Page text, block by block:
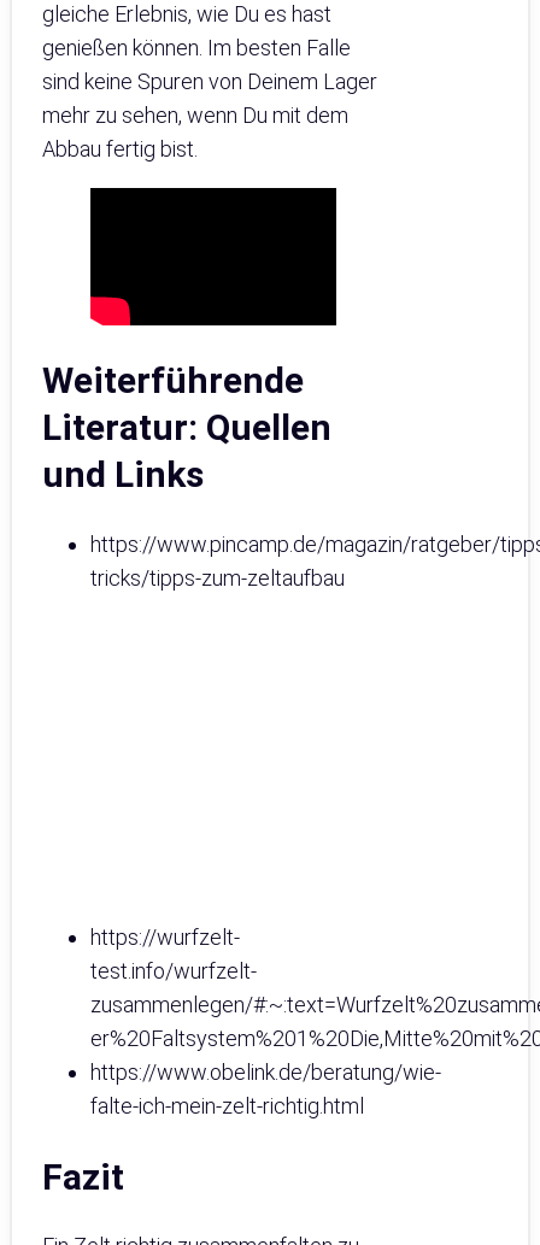
gleiche Erlebnis, wie Du es hast
genießen können. Im besten Falle
sind keine Spuren von Deinem Lager
mehr zu sehen, wenn Du mit dem
Abbau fertig bist.
Weiterführende
Literatur: Quellen
und Links
https://www.pincamp.de/magazin/ratgeber/
tricks/tipps-zum-zeltaufbau
https://wurfzelt-
test.info/wurfzelt-
zusammenlegen/
https://www.obelink.de/beratung/wie-
falte-ich-mein-zelt-richtig.html
Fazit